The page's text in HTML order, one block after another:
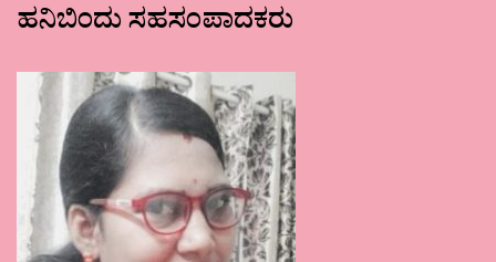
ಹನಿಬಿಂದು ಸಹಸಂಪಾದಕರು